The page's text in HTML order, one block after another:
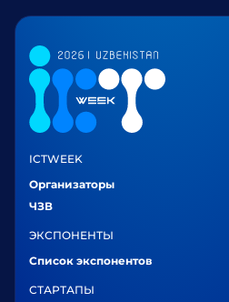
ICTWEEK
Организаторы
ЧЗВ
ЭКСПОНЕНТЫ
Список экспонентов
СТАРТАПЫ